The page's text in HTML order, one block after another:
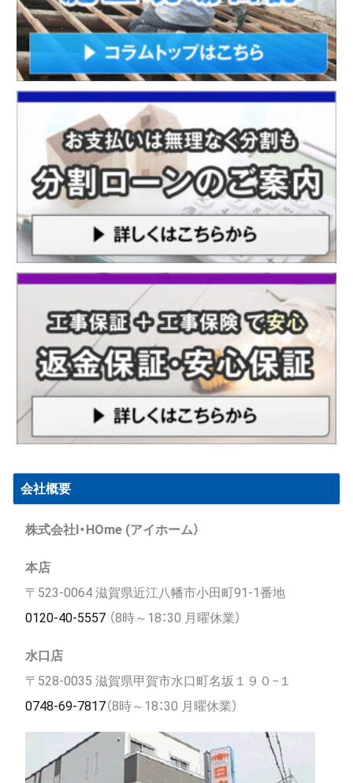
会社概要
株式会社I・HOme (アイホーム）
本店
〒523-0064 滋賀県近江八幡市小田町91-1番地
0120-40-5557（8時～18：30 月曜休業）
水口店
〒528-0035 滋賀県甲賀市水口町名坂１９０−１
0748-69-7817（8時～18：30 月曜休業）